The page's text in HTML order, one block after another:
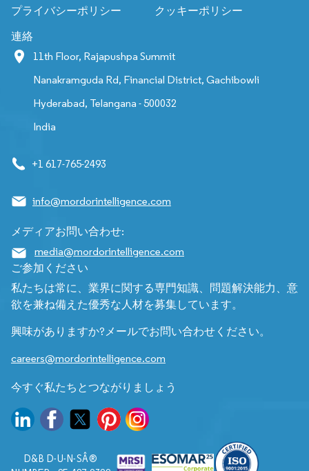
プライバシーポリシー クッキーポリシー
連絡
11th Floor, Rajapushpa Summit
Nanakramguda Rd, Financial District, Gachibowli
Hyderabad, Telangana - 500032
India
+1 617-765-2493
info@mordorintelligence.com
メディアお問い合わせ:
media@mordorintelligence.com
ご参加ください
私たちは常に、業界に関する専門知識、問題解決能力、意
欲を兼ね備えた優秀な人材を募集しています。
興味がありますか?メールでお問い合わせください。
careers@mordorintelligence.com
今すぐ私たちとつながりましょう
D&B D-U-N-SÂ®